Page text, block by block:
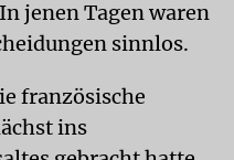
jenen Tagen waren
sinnlos.
französische
ins